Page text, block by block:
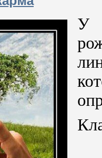
У